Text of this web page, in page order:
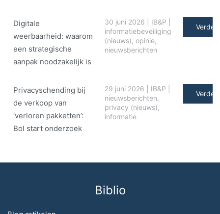
Digitale
weerbaarheid: waarom
een strategische
aanpak noodzakelijk is
30 juni 2026 IB&P
informatiebeveiliging
(nieuws), opinie,
nieuwsberichten
Verder
Privacyschending bij
de verkoop van
‘verloren pakketten’:
Bol start onderzoek
29 juni 2026 IB&P
nieuwsberichten,
privacy (nieuws),
informatie
Verder
Biblio